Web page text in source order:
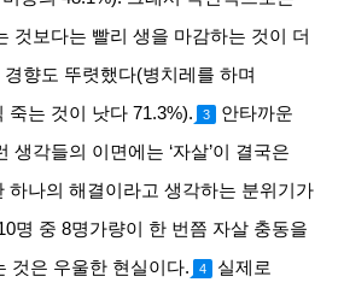
것보다는 빨리 생을 마감하는 것이 더
향도 뚜렷했다(병치레를 하며
죽는 것이 낫다 71.3%). 3
안타까운
생각들의 이면에는 ‘자살’이 결국은
하나의 해결이라고 생각하는 분위기가
명 중8명가량이 한 번쯤 자살 충동을
것은 우울한 현실이다. 4
실제로